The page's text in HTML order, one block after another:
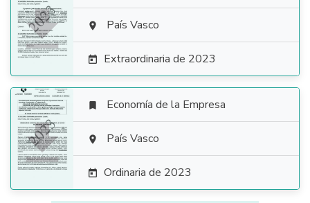
  País Vasco
 Extraordinaria de 2023

 Economía de la Empresa
 País Vasco
 Ordinaria de 2023